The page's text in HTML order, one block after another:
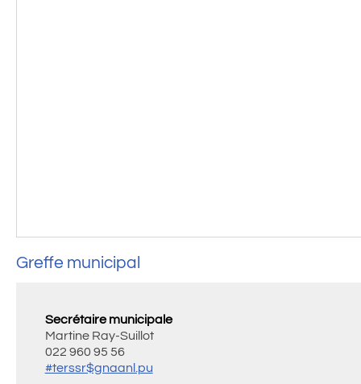
Greffe municipal
Secrétaire municipale
Martine Ray-Suillot
022 960 95 56
#terssr$gnaanl.pu